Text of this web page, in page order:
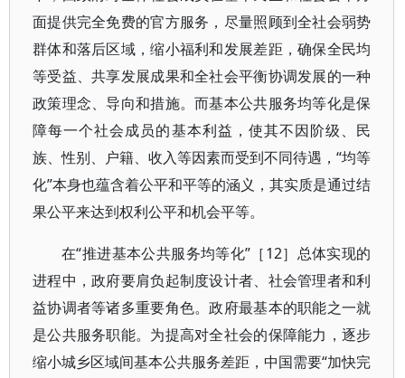
面提供完全免费的官方服务，尽量照顾到全社会弱势
群体和落后区域，缩小福利和发展差距，确保全民均
等受益、共享发展成果和全社会平衡协调发展的一种
政策理念、导向和措施。而基本公共服务均等化是保
障每一个社会成员的基本利益，使其不因阶级、民
族、性别、户籍、收入等因素而受到不同待遇，“均等
化”本身也蕴含着公平和平等的涵义，其实质是通过结
果公平来达到权利公平和机会平等。
在“推进基本公共服务均等化”［12］总体实现的
进程中，政府要肩负起制度设计者、社会管理者和利
益协调者等诸多重要角色。政府最基本的职能之一就
是公共服务职能。为提高对全社会的保障能力，逐步
缩小城乡区域间基本公共服务差距，中国需要“加快完